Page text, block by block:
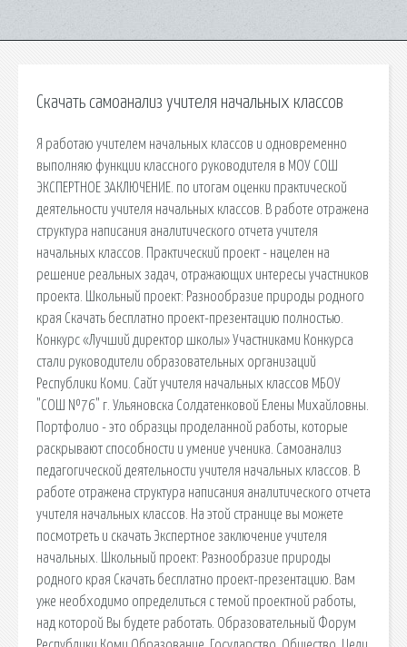
Скачать самоанализ учителя начальных классов
Я работаю учителем начальных классов и одновременно
выполняю функции классного руководителя в МОУ СОШ
ЭКСПЕРТНОЕ ЗАКЛЮЧЕНИЕ. по итогам оценки практической
деятельности учителя начальных классов. В работе отражена
структура написания аналитического отчета учителя
начальных классов. Практический проект - нацелен на
решение реальных задач, отражающих интересы участников
проекта. Школьный проект: Разнообразие природы родного
края Скачать бесплатно проект-презентацию полностью.
Конкурс «Лучший директор школы» Участниками Конкурса
стали руководители образовательных организаций
Республики Коми. Сайт учителя начальных классов МБОУ
"СОШ №76" г. Ульяновска Солдатенковой Елены Михайловны.
Портфолио - это образцы проделанной работы, которые
раскрывают способности и умение ученика. Самоанализ
педагогической деятельности учителя начальных классов. В
работе отражена структура написания аналитического отчета
учителя начальных классов. На этой странице вы можете
посмотреть и скачать Экспертное заключение учителя
начальных. Школьный проект: Разнообразие природы
родного края Скачать бесплатно проект-презентацию. Вам
уже необходимо определиться с темой проектной работы,
над которой Вы будете работать. Образовательный Форум